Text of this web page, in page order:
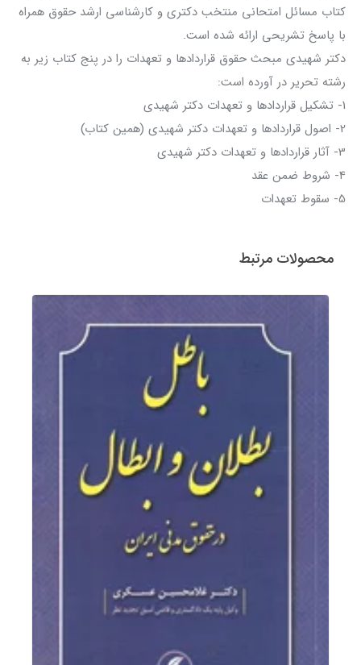
کتاب مسائل امتحانی منتخب دکتری و کارشناسی ارشد حقوق همراه
با پاسخ تشریحی ارائه شده است.
دکتر شهیدی مبحث حقوق قراردادها و تعهدات را در پنج کتاب زیر به
رشته تحریر در آورده است:
1- تشکیل قراردادها و تعهدات دکتر شهیدی
2- اصول قراردادها و تعهدات دکتر شهیدی (همین کتاب)
3- آثار قراردادها و تعهدات دکتر شهیدی
4- شروط ضمن عقد
5- سقوط تعهدات
محصولات مرتبط